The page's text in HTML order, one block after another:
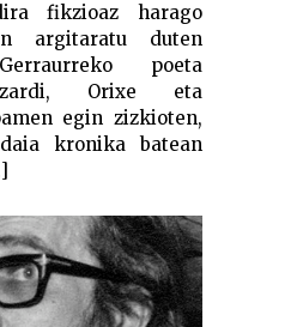
fikzioaz harago
argitaratu duten
poeta
Orixe eta
egin zizkioten,
kronika batean